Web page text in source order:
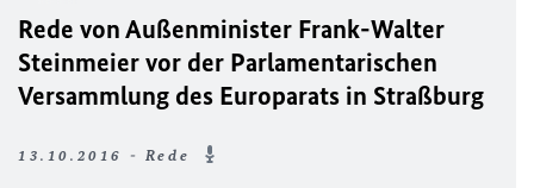
Rede von Außenminister Frank-Walter
Steinmeier vor der Parlamentarischen
Versammlung des Europarats in Straßburg
13.10.2016 - Rede